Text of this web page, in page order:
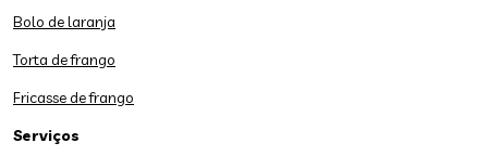
Bolo de laranja
Torta de frango
Fricasse de frango
Serviços